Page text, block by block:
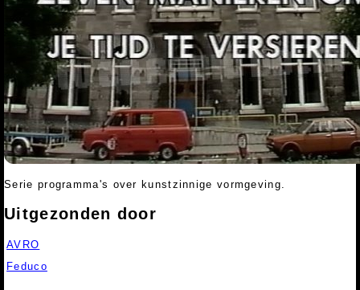
Serie programma's over kunstzinnige vormgeving.
Uitgezonden door
AVRO
Feduco